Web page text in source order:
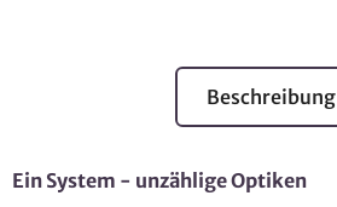
Beschreibung
Ein System - unzählige Optiken